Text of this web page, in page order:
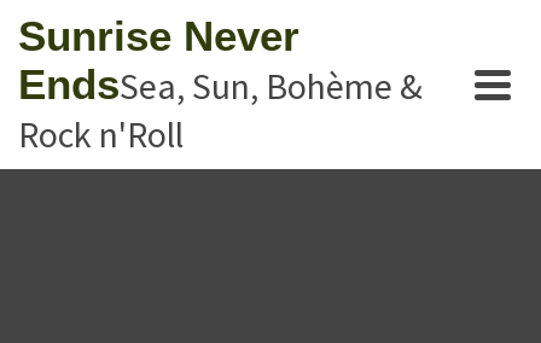
Sunrise Never
EndsSea, Sun, Bohème &
Rock n'Roll